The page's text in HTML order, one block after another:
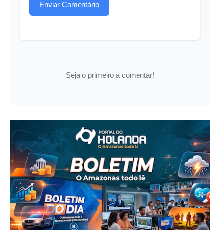
Enviar Comentário
Seja o primeiro a comentar!